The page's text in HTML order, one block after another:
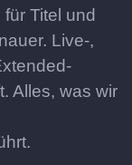
Titel und
Live-,
Alles, was wir